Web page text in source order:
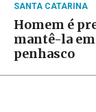
SANTA CATARINA
Homem é
mantê-la
penhasco